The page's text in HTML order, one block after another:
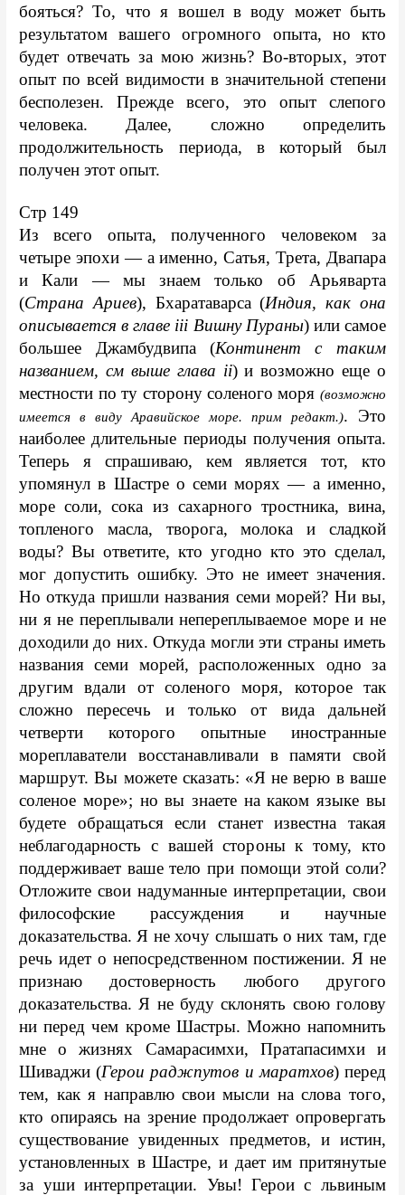
бояться? То, что я вошел в воду может быть
результатом вашего огромного опыта, но кто
будет отвечать за мою жизнь? Во-вторых, этот
опыт по всей видимости в значительной степени
бесполезен. Прежде всего, это опыт слепого
человека. Далее, сложно определить
продолжительность периода, в который был
получен этот опыт.
Стр 149
Из всего опыта, полученного человеком за
четыре эпохи — а именно, Сатья, Трета, Двапара
и Кали — мы знаем только об Арьяварта
(Страна Ариев), Бхаратаварса (Индия, как она
описывается в главе iii Вишну Пураны) или самое
большее Джамбудвипа (Континент с таким
названием, см выше глава ii) и возможно еще о
местности по ту сторону соленого моря (возможно
имеется в виду Аравийское море. прим редакт.). Это
наиболее длительные периоды получения опыта.
Теперь я спрашиваю, кем является тот, кто
упомянул в Шастре о семи морях — а именно,
море соли, сока из сахарного тростника, вина,
топленого масла, творога, молока и сладкой
воды? Вы ответите, кто угодно кто это сделал,
мог допустить ошибку. Это не имеет значения.
Но откуда пришли названия семи морей? Ни вы,
ни я не переплывали непереплываемое море и не
доходили до них. Откуда могли эти страны иметь
названия семи морей, расположенных одно за
другим вдали от соленого моря, которое так
сложно пересечь и только от вида дальней
четверти которого опытные иностранные
мореплаватели восстанавливали в памяти свой
маршрут. Вы можете сказать: «Я не верю в ваше
соленое море»; но вы знаете на каком языке вы
будете обращаться если станет известна такая
неблагодарность с вашей стороны к тому, кто
поддерживает ваше тело при помощи этой соли?
Отложите свои надуманные интерпретации, свои
философские рассуждения и научные
доказательства. Я не хочу слышать о них там, где
речь идет о непосредственном постижении. Я не
признаю достоверность любого другого
доказательства. Я не буду склонять свою голову
ни перед чем кроме Шастры. Можно напомнить
мне о жизнях Самарасимхи, Пратапасимхи и
Шиваджи (Герои раджпутов и маратхов) перед
тем, как я направлю свои мысли на слова того,
кто опираясь на зрение продолжает опровергать
существование увиденных предметов, и истин,
установленных в Шастре, и дает им притянутые
за уши интерпретации. Увы! Герои с львиным